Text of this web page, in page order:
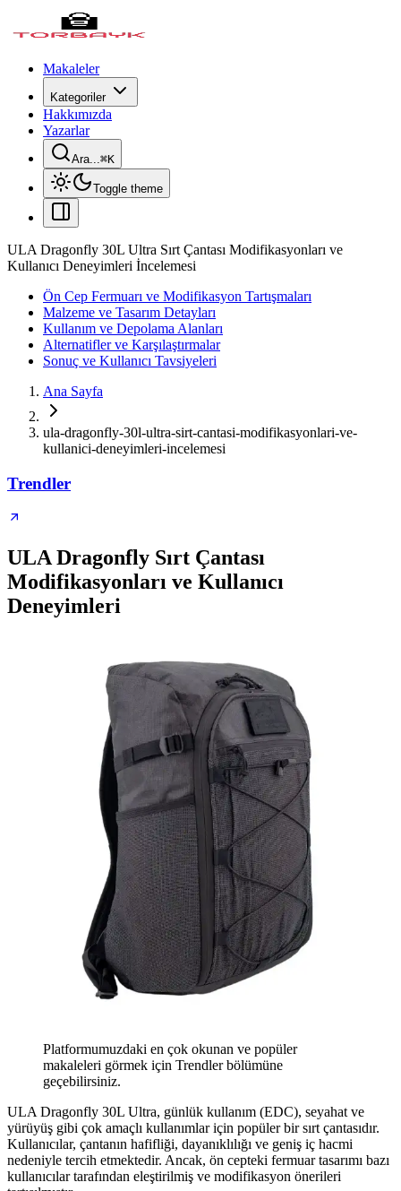
Makaleler
Kategoriler
Hakkımızda
Yazarlar
Ara...⌘K
Toggle theme
ULA Dragonfly 30L Ultra Sırt Çantası Modifikasyonları ve
Kullanıcı Deneyimleri İncelemesi
Ön Cep Fermuarı ve Modifikasyon Tartışmaları
Malzeme ve Tasarım Detayları
Kullanım ve Depolama Alanları
Alternatifler ve Karşılaştırmalar
Sonuç ve Kullanıcı Tavsiyeleri
Ana Sayfa
ula-dragonfly-30l-ultra-sirt-cantasi-modifikasyonlari-ve-
kullanici-deneyimleri-incelemesi
Trendler
ULA Dragonfly Sırt Çantası
Modifikasyonları ve Kullanıcı
Deneyimleri
Platformumuzdaki en çok okunan ve popüler
makaleleri görmek için Trendler bölümüne
geçebilirsiniz.
ULA Dragonfly 30L Ultra, günlük kullanım (EDC), seyahat ve
yürüyüş gibi çok amaçlı kullanımlar için popüler bir sırt çantasıdır.
Kullanıcılar, çantanın hafifliği, dayanıklılığı ve geniş iç hacmi
nedeniyle tercih etmektedir. Ancak, ön cepteki fermuar tasarımı bazı
kullanıcılar tarafından eleştirilmiş ve modifikasyon önerileri